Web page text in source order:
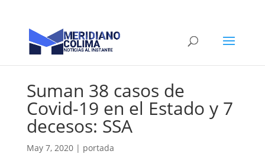
Suman 38 casos de
Covid-19 en el Estado y 7
decesos: SSA
May 7, 2020| portada